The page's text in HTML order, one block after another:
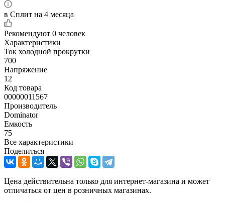
в Сплит на 4 месяца
Рекомендуют 0 человек
Характеристики
Ток холодной прокрутки
700
Напряжение
12
Код товара
00000011567
Производитель
Dominator
Емкость
75
Все характеристики
Поделиться
Цена действительна только для интернет-магазина и может
отличаться от цен в розничных магазинах.